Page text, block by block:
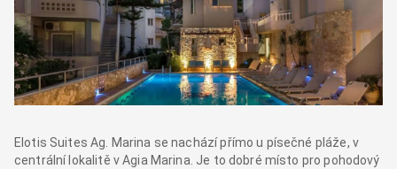
Elotis Suites Ag. Marina se nachází přímo u písečné pláže, v
centrální lokalitě v Agia Marina. Je to dobré místo pro pohodový